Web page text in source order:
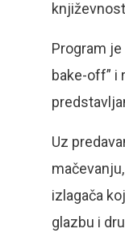
Program
bake-off” i
Uz
izlagača
glazbu i